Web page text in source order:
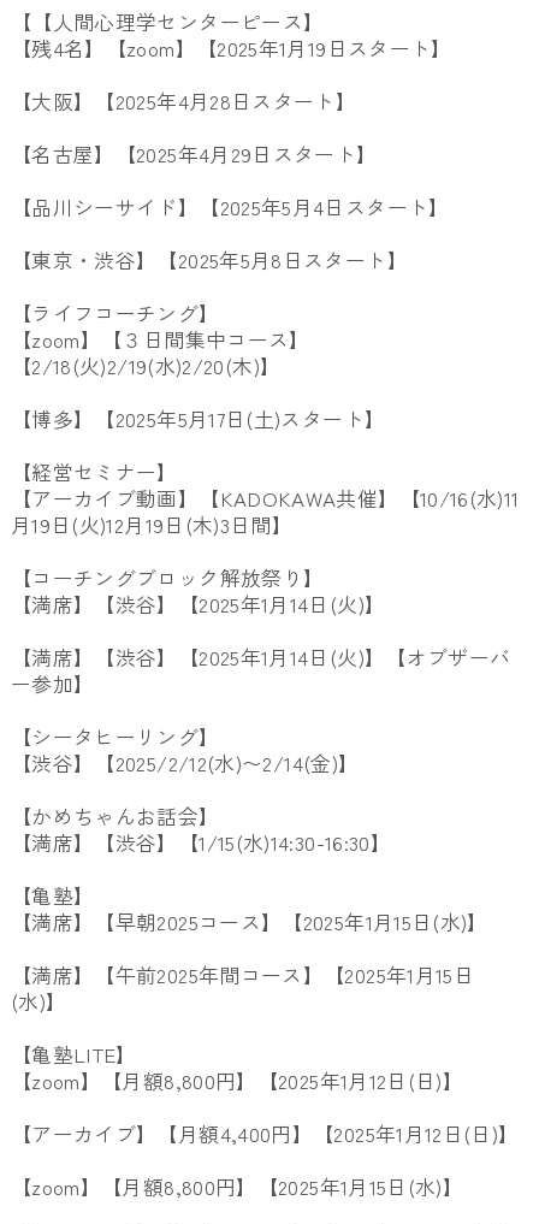
【【人間心理学センターピース】
【残4名】【zoom】【2025年1月19日スタート】
【大阪】【2025年4月28日スタート】
【名古屋】【2025年4月29日スタート】
【品川シーサイド】【2025年5月4日スタート】
【東京・渋谷】【2025年5月8日スタート】
【ライフコーチング】
【zoom】【３日間集中コース】
【2/18(火)2/19(水)2/20(木)】
【博多】【2025年5月17日(土)スタート】
【経営セミナー】
【アーカイブ動画】【KADOKAWA共催】【10/16(水)11
月19日(火)12月19日(木)3日間】
【コーチングブロック解放祭り】
【満席】【渋谷】【2025年1月14日(火)】
【満席】【渋谷】【2025年1月14日(火)】【オブザーバ
ー参加】
【シータヒーリング】
【渋谷】【2025/2/12(水)〜2/14(金)】
【かめちゃんお話会】
【満席】【渋谷】【1/15(水)14:30-16:30】
【亀塾】
【満席】【早朝2025コース】【2025年1月15日(水)】
【満席】【午前2025年間コース】【2025年1月15日
(水)】
【亀塾LITE】
【zoom】【月額8,800円】【2025年1月12日(日)】
【アーカイブ】【月額4,400円】【2025年1月12日(日)】
【zoom】【月額8,800円】【2025年1月15日(水)】